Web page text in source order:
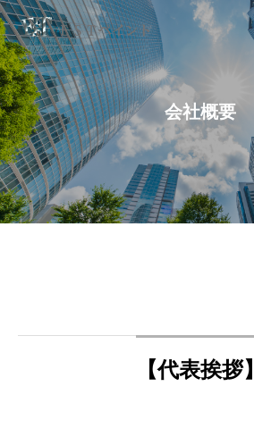
会社概要
【代表挨拶】